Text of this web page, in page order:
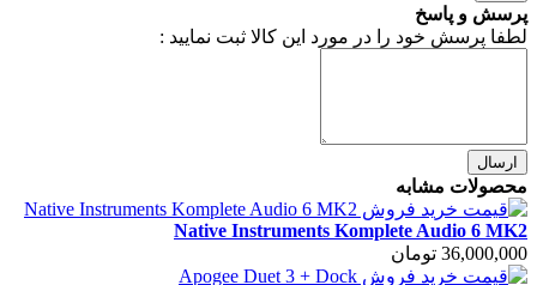
پرسش و پاسخ
لطفا پرسش خود را در مورد این کالا ثبت نمایید :
ارسال
محصولات مشابه
Native Instruments Komplete Audio 6 MK2
36,000,000 تومان